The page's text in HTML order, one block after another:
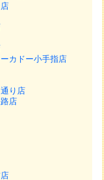
カドー小手指店
り店
店